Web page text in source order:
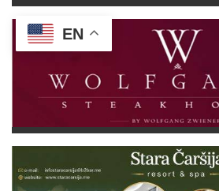
EN